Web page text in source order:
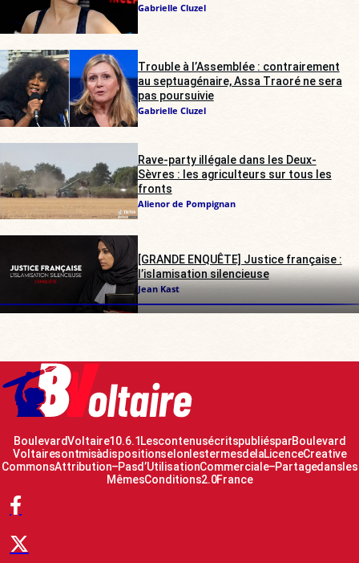
Gabrielle Cluzel
Trouble à l’Assemblée : contrairement
au septuagénaire, Assa Traoré ne sera
pas poursuivie
Gabrielle Cluzel
Rave-party illégale dans les Deux-
Sèvres : les agriculteurs sur tous les
fronts
Alienor de Pompignan
[GRANDE ENQUÊTE] Justice française :
l’islamisation silencieuse
Jean Kast
Boulevard Voltaire 10.6.1 Les contenus écrits publiés par Boulevard
Voltaire sont mis à disposition selon les termes de la Licence Creative
Commons Attribution – Pas d’Utilisation Commerciale – Partage dans les
Mêmes Conditions 2.0 France